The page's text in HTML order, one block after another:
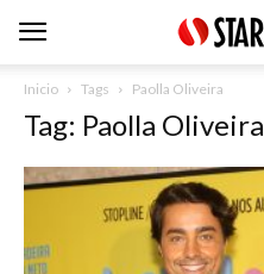
Inicio Tags Paolla Oliveira
Tag: Paolla Oliveira